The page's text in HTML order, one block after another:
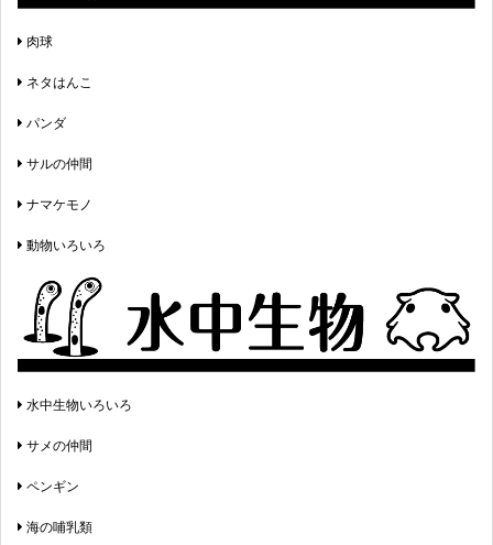
肉球
ネタはんこ
パンダ
サルの仲間
ナマケモノ
動物いろいろ
水中生物いろいろ
サメの仲間
ペンギン
海の哺乳類